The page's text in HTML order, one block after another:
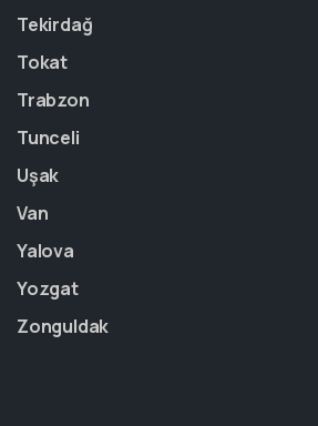
Tekirdağ
Tokat
Trabzon
Tunceli
Uşak
Van
Yalova
Yozgat
Zonguldak